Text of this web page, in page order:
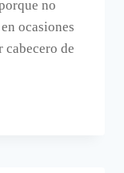
no
ocasiones
cabecero de